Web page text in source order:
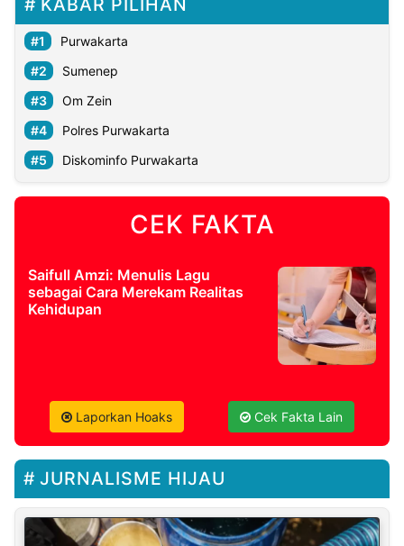
KABAR PILIHAN
Purwakarta
Sumenep
Om Zein
Polres Purwakarta
Diskominfo Purwakarta
CEK FAKTA
Saifull Amzi: Menulis Lagu
sebagai Cara Merekam Realitas
Kehidupan
Laporkan Hoaks Cek Fakta Lain
JURNALISME HIJAU